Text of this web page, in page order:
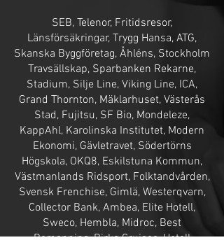
SEB, Telenor, Fritidsresor,
Länsförsäkringar, Trygg Hansa, ATG,
Skanska Byggföretag, Åhléns, Stockholm
Travsällskap, Sparbanken Rekarne,
Stadium, Silje Line, Viking Line, ICA,
Grand Thornton, Mäklarhuset, Västerås
Stad, Fujitsu, SF Bio, Mondeleze,
KappAhl, Karolinska Institutet, Modern
Ekonomi, Gävletravet, Södertörns
Högskola, OKQ8, Eskilstuna Kommun,
Västmanlands Ridsport, Folktandvården,
Svensk Frenchise, Gimlä, Westerqvarn,
Collector Bank, Ambea, Elite Hotell,
Sweco, Hembla, Midroc, Best